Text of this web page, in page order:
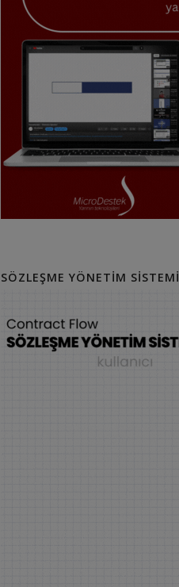
SÖZLEŞME YÖNETIM SISTEMI